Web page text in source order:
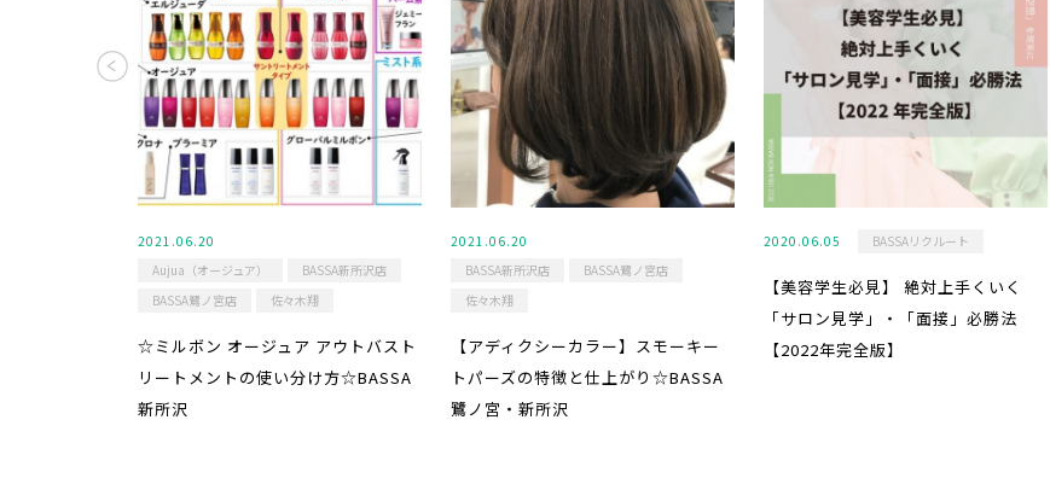
2021.06.20
Aujua（オージュア）
BASSA新所沢店
BASSA鷺ノ宮店
佐々木翔
☆ミルボン オージュア アウトバスト
リートメントの使い分け方☆BASSA
新所沢
2021.06.20
BASSA新所沢店
BASSA鷺ノ宮店
佐々木翔
【アディクシーカラー】スモーキー
トパーズの特徴と仕上がり☆BASSA
鷺ノ宮・新所沢
2020.06.05 BASSAリクルート
【美容学生必見】 絶対上手くいく
「サロン見学」・「面接」必勝法
【2022年完全版】